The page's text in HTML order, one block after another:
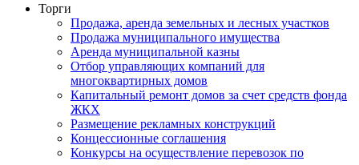
Торги
Продажа, аренда земельных и лесных участков
Продажа муниципального имущества
Аренда муниципальной казны
Отбор управляющих компаний для
многоквартирных домов
Капитальный ремонт домов за счет средств фонда
ЖКХ
Размещение рекламных конструкций
Концессионные соглашения
Конкурсы на осуществление перевозок по